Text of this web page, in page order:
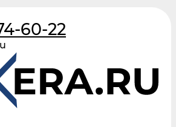
60-22